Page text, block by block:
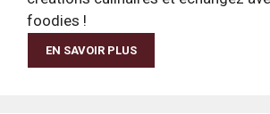
foodies !
EN SAVOIR PLUS